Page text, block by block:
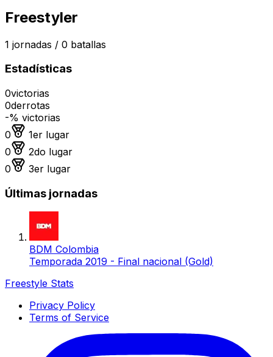
Freestyler
1 jornadas / 0 batallas
Estadísticas
0victorias
0derrotas
-% victorias
0
Medalla de oro
1er lugar
0
Medalla de plata
2do lugar
0
Medalla de bronce
3er lugar
Últimas jornadas
BDM Colombia
Temporada 2019 - Final nacional (Gold)
Freestyle Stats
Privacy Policy
Terms of Service